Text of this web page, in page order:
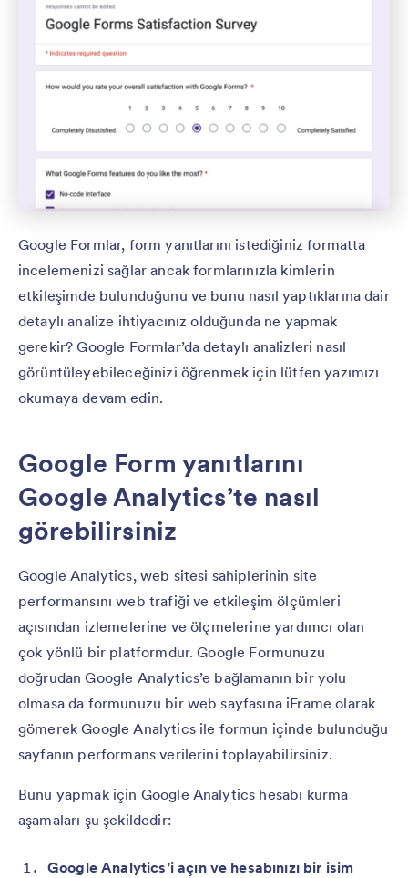
Google Formlar, form yanıtlarını istediğiniz formatta
incelemenizi sağlar ancak formlarınızla kimlerin
etkileşimde bulunduğunu ve bunu nasıl yaptıklarına dair
detaylı analize ihtiyacınız olduğunda ne yapmak
gerekir? Google Formlar’da detaylı analizleri nasıl
görüntüleyebileceğinizi öğrenmek için lütfen yazımızı
okumaya devam edin.
Google Form yanıtlarını
Google Analytics’te nasıl
görebilirsiniz
Google Analytics, web sitesi sahiplerinin site
performansını web trafiği ve etkileşim ölçümleri
açısından izlemelerine ve ölçmelerine yardımcı olan
çok yönlü bir platformdur. Google Formunuzu
doğrudan Google Analytics’e bağlamanın bir yolu
olmasa da formunuzu bir web sayfasına iFrame olarak
gömerek Google Analytics ile formun içinde bulunduğu
sayfanın performans verilerini toplayabilirsiniz.
Bunu yapmak için Google Analytics hesabı kurma
aşamaları şu şekildedir:
Google Analytics’i açın ve hesabınızı bir isim